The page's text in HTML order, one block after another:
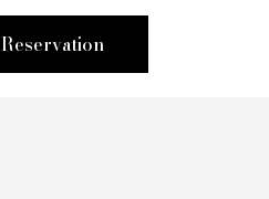
Reservation